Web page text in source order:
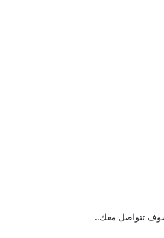
تتواصل معك..